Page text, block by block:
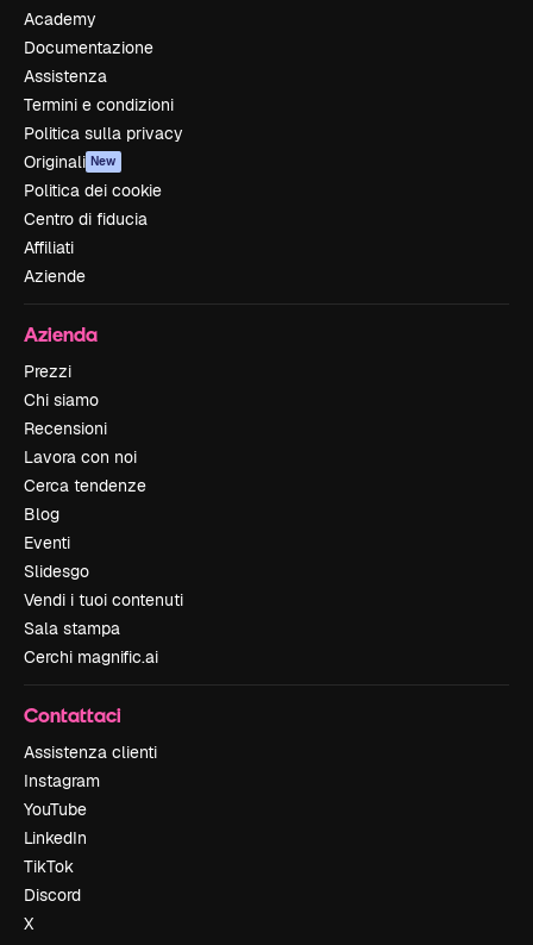
Academy
Documentazione
Assistenza
Termini e condizioni
Politica sulla privacy
Originali New
Politica dei cookie
Centro di fiducia
Affiliati
Aziende
Azienda
Prezzi
Chi siamo
Recensioni
Lavora con noi
Cerca tendenze
Blog
Eventi
Slidesgo
Vendi i tuoi contenuti
Sala stampa
Cerchi magnific.ai
Contattaci
Assistenza clienti
Instagram
YouTube
LinkedIn
TikTok
Discord
X